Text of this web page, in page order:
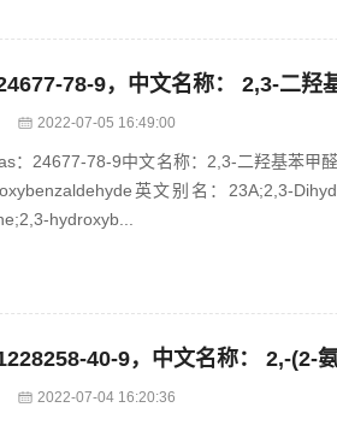
2022-07-05 16:49:00
：24677-78-9中文名称：2,3-二羟基苯甲
英文别名：23A;2,3-
hydroxyb...
2022-07-04 16:20:36